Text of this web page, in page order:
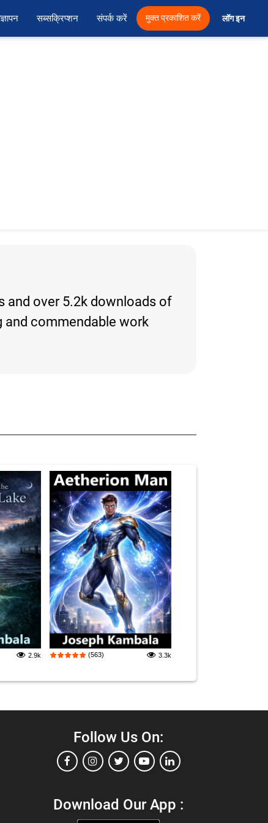
सब्सक्रिप्शन संपर्क करें मुक्त प्रकाशित करें लॉग इन
and over 5.2k downloads of
and commendable work
2.9k (563) 3.3k
Follow Us On:
Download Our App :